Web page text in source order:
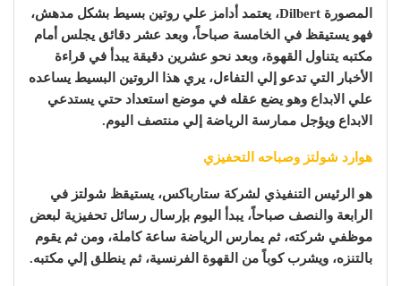
المصورة Dilbert، يعتمد أدامز علي روتين بسيط بشكل مدهش،
فهو يستيقظ في الخامسة صباحاً، وبعد عشر دقائق يجلس أمام
مكتبه يتناول القهوة، وبعد نحو عشرين دقيقة يبدأ في قراءة
الأخبار التي تدعو إلي التفاءل، يري هذا الروتين البسيط يساعده
علي الابداع وهو يضع عقله في موضع استعداد حتي يستدعي
الابداع ويؤجل ممارسة الرياضة إلي منتصف اليوم.
هوارد شولتز وصباحه التحفيزي
هو الرئيس التنفيذي لشركة ستارباكس، يستيقظ شولتز في
الرابعة والنصف صباحاً، يبدأ اليوم بإرسال رسائل تحفيزية لبعض
موظفي شركته، ثم يمارس الرياضة ساعة كاملة، ومن ثم يقوم
بالتنزه، ويشرب كوباً من القهوة الفرنسية، ثم ينطلق إلي مكتبه.